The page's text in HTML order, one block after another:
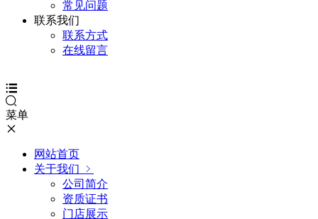
常见问题
联系我们
联系方式
在线留言
菜单
网站首页
关于我们
公司简介
资质证书
门店展示